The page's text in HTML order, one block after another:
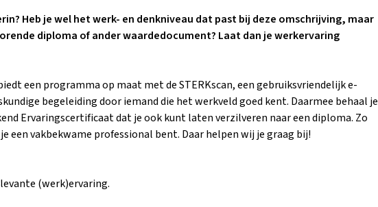
Heb je wel het werk- en denkniveau dat past bij deze omschrijving, maar
diploma of ander waardedocument? Laat dan je werkervaring
een programma op maat met de STERKscan, een gebruiksvriendelijk e-
begeleiding door iemand die het werkveld goed kent. Daarmee behaal je
Ervaringscertificaat dat je ook kunt laten verzilveren naar een diploma. Zo
een vakbekwame professional bent. Daar helpen wij je graag bij!
(werk)ervaring.